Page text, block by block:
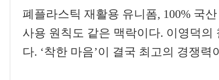
폐플라스틱 재활용 유니폼, 100% 국
사용 원칙도 같은 맥락이다. 이영덕의
다. ‘착한 마음’이 결국 최고의 경쟁력